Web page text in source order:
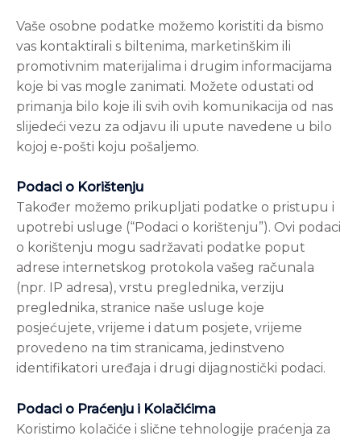
Vaše osobne podatke možemo koristiti da bismo
vas kontaktirali s biltenima, marketinškim ili
promotivnim materijalima i drugim informacijama
koje bi vas mogle zanimati. Možete odustati od
primanja bilo koje ili svih ovih komunikacija od nas
slijedeći vezu za odjavu ili upute navedene u bilo
kojoj e-pošti koju pošaljemo.
Podaci o Korištenju
Također možemo prikupljati podatke o pristupu i
upotrebi usluge (“Podaci o korištenju”). Ovi podaci
o korištenju mogu sadržavati podatke poput
adrese internetskog protokola vašeg računala
(npr. IP adresa), vrstu preglednika, verziju
preglednika, stranice naše usluge koje
posjećujete, vrijeme i datum posjete, vrijeme
provedeno na tim stranicama, jedinstveno
identifikatori uređaja i drugi dijagnostički podaci.
Podaci o Praćenju i Kolačićima
Koristimo kolačiće i slične tehnologije praćenja za